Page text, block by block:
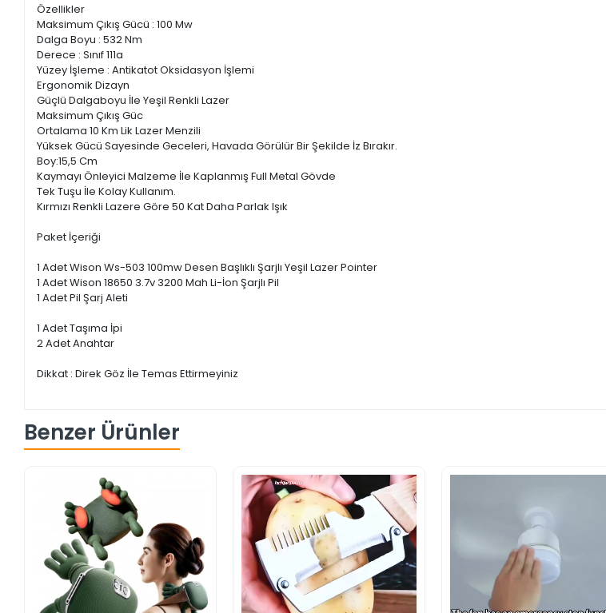
Özellikler
Maksimum Çıkış Gücü : 100 Mw
Dalga Boyu : 532 Nm
Derece : Sınıf 111a
Yüzey İşleme : Antikatot Oksidasyon İşlemi
Ergonomik Dizayn
Güçlü Dalgaboyu İle Yeşil Renkli Lazer
Maksimum Çıkış Güc
Ortalama 10 Km Lik Lazer Menzili
Yüksek Gücü Sayesinde Geceleri, Havada Görülür Bir Şekilde İz Bırakır.
Boy:15,5 Cm
Kaymayı Önleyici Malzeme İle Kaplanmış Full Metal Gövde
Tek Tuşu İle Kolay Kullanım.
Kırmızı Renkli Lazere Göre 50 Kat Daha Parlak Işık
Paket İçeriği
1 Adet Wison Ws-503 100mw Desen Başlıklı Şarjlı Yeşil Lazer Pointer
1 Adet Wison 18650 3.7v 3200 Mah Li-İon Şarjlı Pil
1 Adet Pil Şarj Aleti
1 Adet Taşıma İpi
2 Adet Anahtar
Dikkat : Direk Göz İle Temas Ettirmeyiniz
Benzer Ürünler